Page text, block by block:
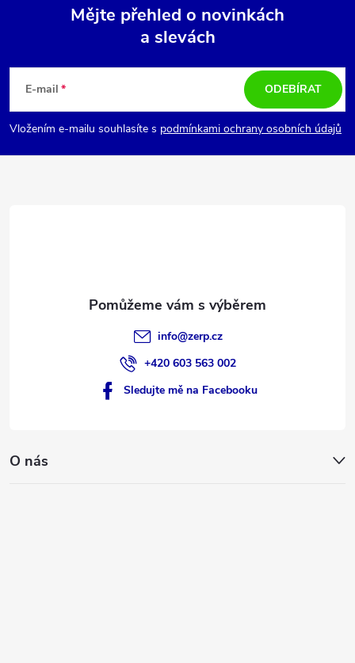
p
a
Mějte přehled o novinkách
a slevách
E-mail
Vložením e-mailu souhlasíte s podmínkami ochrany osobních údajů
ODEBÍRAT
info@zerp.cz
+420 603 563 002
Sledujte mě na Facebooku
O nás